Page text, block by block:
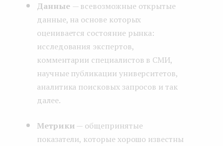
Данные — всевозможные открытые
данные, на основе которых
оценивается состояние рынка:
исследования экспертов,
комментарии специалистов в СМИ,
научные публикации университетов,
аналитика поисковых запросов и так
далее.
Метрики— общепринятые
показатели, которые хорошо известны